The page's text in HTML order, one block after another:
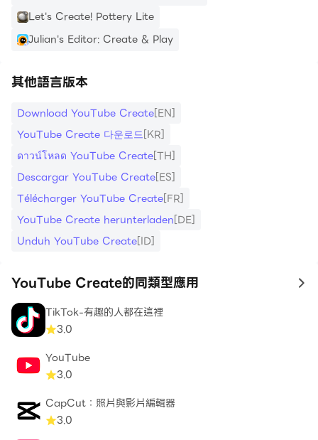
Let's Create! Pottery Lite
Julian's Editor: Create & Play
其他語言版本
Download YouTube Create[EN]
YouTube Create 다운로드[KR]
ดาวน์โหลด YouTube Create[TH]
Descargar YouTube Create[ES]
Télécharger YouTube Create[FR]
YouTube Create herunterladen[DE]
Unduh YouTube Create[ID]
YouTube Create的同類型應用 to
TikTok-有趣的人都在這裡
3.0
YouTube
3.0
CapCut：照片與影片編輯器
3.0